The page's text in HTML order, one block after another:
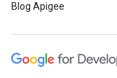
Blog Apigee